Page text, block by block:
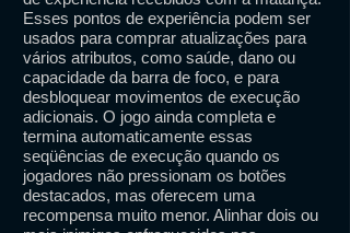
Esses pontos de experiência podem ser
usados ​​para comprar atualizações para
vários atributos, como saúde, dano ou
capacidade da barra de foco, e para
desbloquear movimentos de execução
adicionais. O jogo ainda completa e
termina automaticamente essas
seqüências de execução quando os
jogadores não pressionam os botões
destacados, mas oferecem uma
recompensa muito menor. Alinhar dois ou